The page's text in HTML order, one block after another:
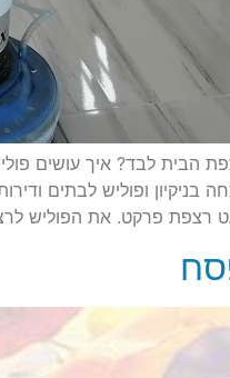
הבית לבד? איך עושים
ופוליש לבתים
רצפת פרקט. את הפוליש